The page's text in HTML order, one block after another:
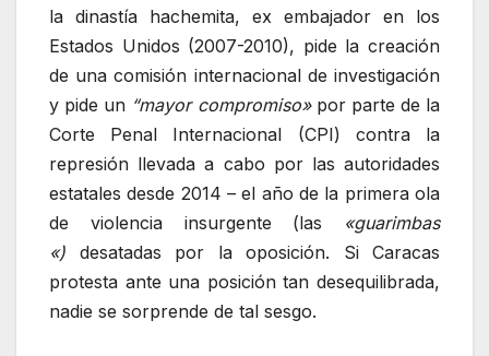
la dinastía hachemita, ex embajador en los
Estados Unidos (2007-2010), pide la creación
de una comisión internacional de investigación
y pide un “mayor compromiso»por parte de la
Corte Penal Internacional (CPI) contra la
represión llevada a cabo por las autoridades
estatales desde 2014 – el año de la primera ola
de violencia insurgente (las «guarimbas
«) desatadas por la oposición. Si Caracas
protesta ante una posición tan desequilibrada,
nadie se sorprende de tal sesgo.